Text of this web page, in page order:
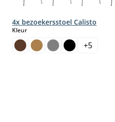
4x bezoekersstoel Calisto
Kleurselect
+5